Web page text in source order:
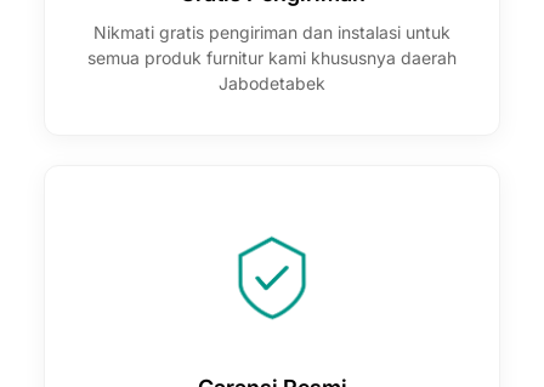
Nikmati gratis pengiriman dan instalasi untuk
semua produk furnitur kami khususnya daerah
Jabodetabek